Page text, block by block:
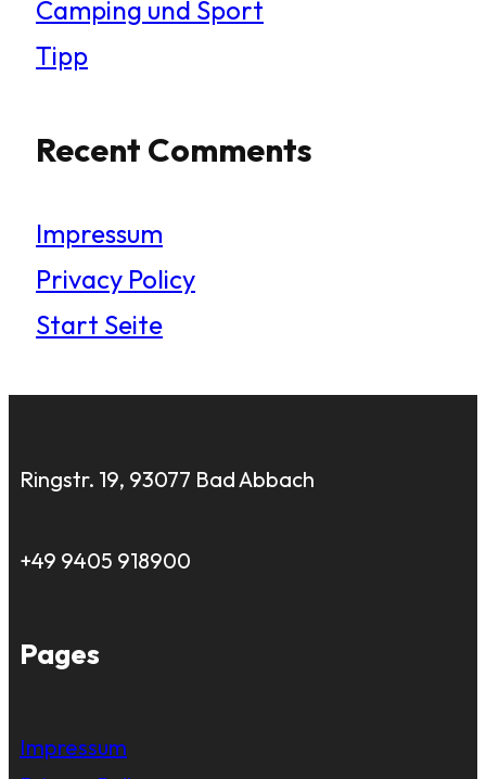
Camping und Sport
Tipp
Recent Comments
Impressum
Privacy Policy
Start Seite
Ringstr. 19, 93077 Bad Abbach
+49 9405 918900
Pages
Impressum